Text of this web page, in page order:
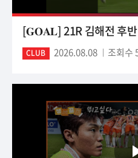
[𝐆𝐎𝐀𝐋] 21R 김해전 후반
CLUB 2026.08.08 조회수